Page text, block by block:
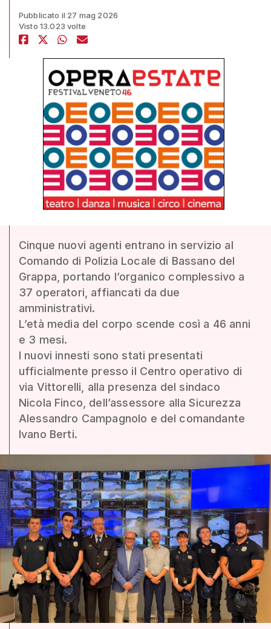
Pubblicato il 27 mag 2026
Visto 13.023 volte
Cinque nuovi agenti entrano in servizio al
Comando di Polizia Locale di Bassano del
Grappa, portando l’organico complessivo a
37 operatori, affiancati da due
amministrativi.
L’età media del corpo scende così a 46 anni
e 3 mesi.
I nuovi innesti sono stati presentati
ufficialmente presso il Centro operativo di
via Vittorelli, alla presenza del sindaco
Nicola Finco, dell’assessore alla Sicurezza
Alessandro Campagnolo e del comandante
Ivano Berti.